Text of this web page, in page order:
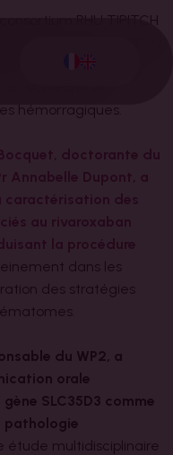
RHU TIPITCH
à Paris, rendez-
hémorragiques.
dans les
des stratégies
du WP2, a
orale
SLC35D3 comme
pathologie
étude multidisciplinaire